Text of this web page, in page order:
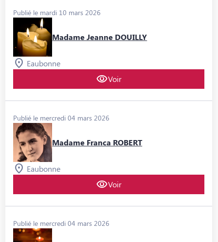
Publié le mardi 10 mars 2026
Madame Jeanne DOUILLY
Eaubonne
Voir
Publié le mercredi 04 mars 2026
Madame Franca ROBERT
Eaubonne
Voir
Publié le mercredi 04 mars 2026